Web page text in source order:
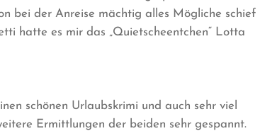
bei der Anreise mächtig alles Mögliche schief
hatte es mir das „Quietscheentchen“ Lotta
schönen Urlaubskrimi und auch sehr viel
Ermittlungen der beiden sehr gespannt.